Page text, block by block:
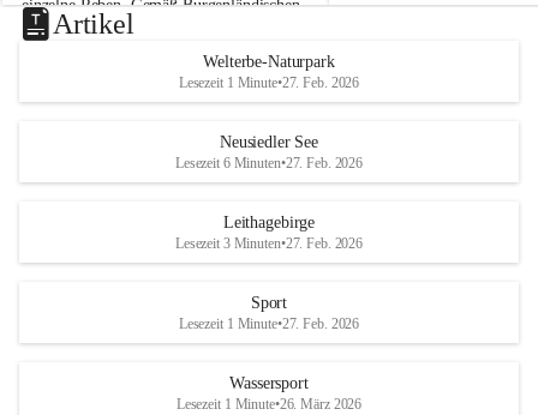
u
s
d
S
einzelne Reben. Gemäß Burgenländischen
Weinbaugesetz sind nicht gepflegte oder
unzulässige Weingärten zu roden! Bitte
helfen wir zusammen um unsere Winzer
vor den prognostizierten Ernteausfällen
und den daraus folgenden wirtschaftlichen
Maßnahmen zur Bekämpfung
Rebe und der Amerikanischen
Anhang VBl. EU Nr. 18
u
e
d
r
S
Artikel
Welterbe-Naturpark
Lesezeit 1 Minute•27. Feb. 2026
Neusiedler See
Lesezeit 6 Minuten•27. Feb. 2026
Leithagebirge
Lesezeit 3 Minuten•27. Feb. 2026
Sport
Lesezeit 1 Minute•27. Feb. 2026
Wassersport
Lesezeit 1 Minute•26. März 2026